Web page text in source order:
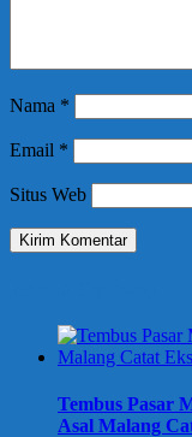
Nama *
Email *
Situs Web
Tembus Pasar
Asal Malang